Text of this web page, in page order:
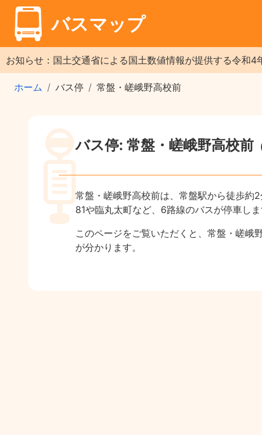
バスマップ
お知らせ：国土交通省による国土数値情報が提供する令和4
ホーム バス停 常盤・嵯峨野高校前
バス停: 常盤・嵯峨野高校前
常盤・嵯峨野高校前は、常盤駅から徒歩約2
81や臨丸太町など、6路線のバスが停車しま
このページをご覧いただくと、常盤・嵯峨
が分かります。